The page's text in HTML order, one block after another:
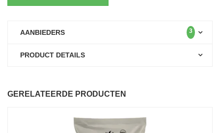
AANBIEDERS 3
PRODUCT DETAILS
GERELATEERDE PRODUCTEN